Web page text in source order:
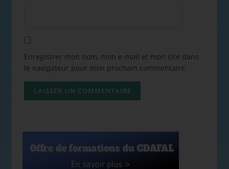
Enregistrer mon nom, mon e-mail et mon site dans
le navigateur pour mon prochain commentaire.